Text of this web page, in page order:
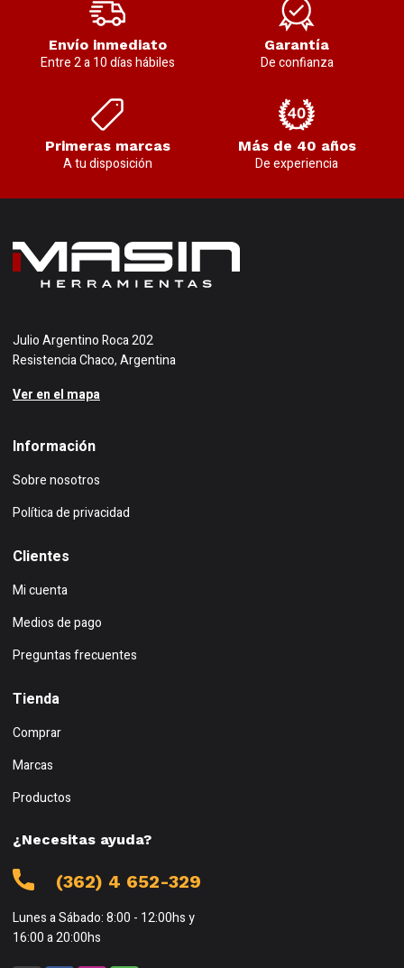
Envío inmediato
Entre 2 a 10 días hábiles
Garantía
De confianza
Primeras marcas
A tu disposición
Más de 40 años
De experiencia
Julio Argentino Roca 202
Resistencia Chaco, Argentina
Ver en el mapa
Información
Sobre nosotros
Política de privacidad
Clientes
Mi cuenta
Medios de pago
Preguntas frecuentes
Tienda
Comprar
Marcas
Productos
¿Necesitas ayuda?
(362) 4 652-329
Lunes a Sábado: 8:00 - 12:00hs y
16:00 a 20:00hs